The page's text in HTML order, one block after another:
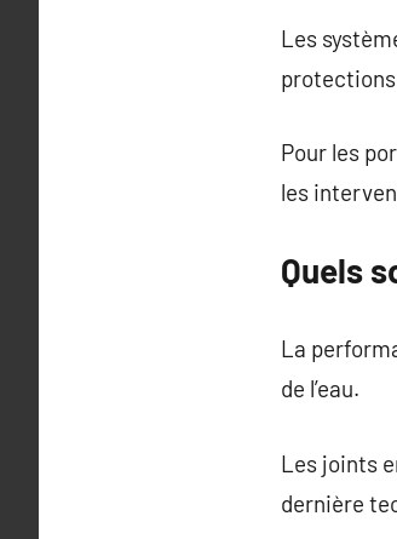
Les
Pour les
les
Quels
La
de l’eau.
Les joints
dernière